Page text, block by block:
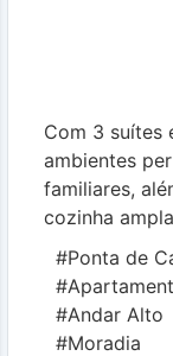
Com 3 suítes
ambientes
familiares,
cozinha
#Ponta de
#Andar Alto
#Moradia